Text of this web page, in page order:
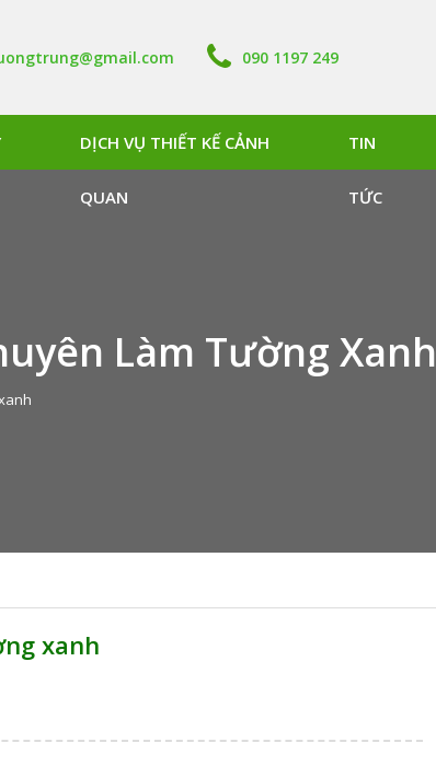
090 1197 249
DỊCH VỤ THIẾT KẾ CẢNH
QUAN
TIN
TỨC
Làm Tường Xanh
xanh